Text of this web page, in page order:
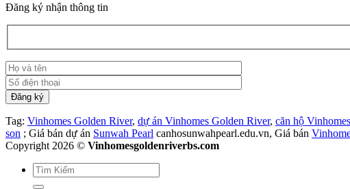
Đăng ký nhận thông tin
Tag: Vinhomes Golden River, dự án Vinhomes Golden River, căn hộ
son ; Giá bán dự án Sunwah Pearl canhosunwahpearl.edu.vn, Giá bán
Copyright 2026 © Vinhomesgoldenriverbs.com